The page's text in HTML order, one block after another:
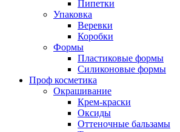
Пипетки
Упаковка
Веревки
Коробки
Формы
Пластиковые формы
Силиконовые формы
Проф косметика
Окрашивание
Крем-краски
Оксиды
Оттеночные бальзамы